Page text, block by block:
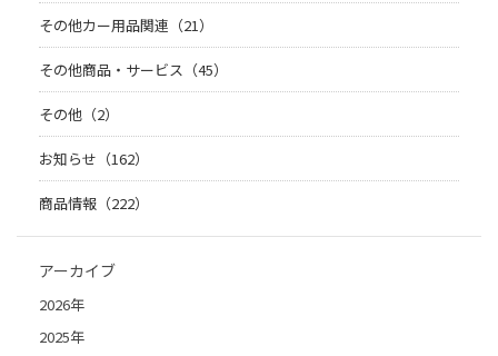
その他カー用品関連（21）
その他商品・サービス（45）
その他（2）
お知らせ（162）
商品情報（222）
アーカイブ
2026年
2025年